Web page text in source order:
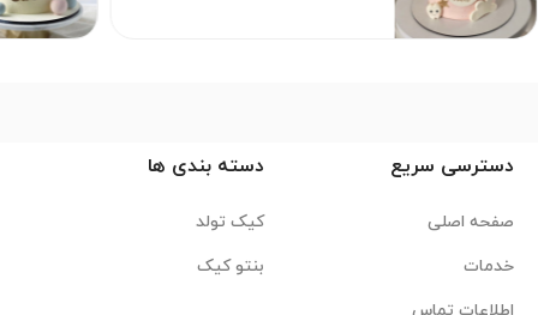
دسترسی سریع
صفحه اصلی
خدمات
دسته بندی ها
کیک تولد
بنتو کیک